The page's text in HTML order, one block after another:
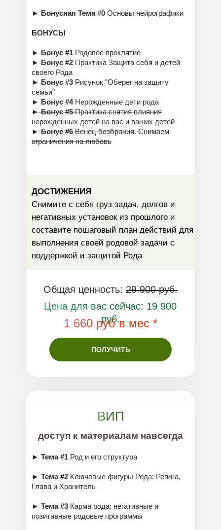
Общая ценность: 29 900 руб.
Цена для вас сейчас: 19 900
руб.
► Бонусная Тема #0 Основы нейрографики
БОНУСЫ
► Бонус #1 Родовое проклятие
► Бонус #2 Практика Защита себя и детей
своего Рода
► Бонус #3 Рисунок "Оберег на защиту
семьи"
► Бонус #4 Нерожденные дети рода
►Бонус #5Практика снятия влияния
нерожденных детей на вас и ваших детей
►Бонус #6Венец безбрачия. Снимаем
ограничения на любовь
► Тема #1 Род и его структура
► Тема #2 Ключевые фигуры Рода: Регина,
Глава и Хранитель
► Тема #3 Карма рода: негативные и
позитивные родовые программы
ПОЛУЧИТЬ
ВИП
доступ к материалам навсегда
1 660 руб в мес *
ДОСТИЖЕНИЯ
Снимите с себя груз задач, долгов и
негативных установок из прошлого и
составите пошаговый план действий для
выполнения своей родовой задачи с
поддержкой и защитой Рода